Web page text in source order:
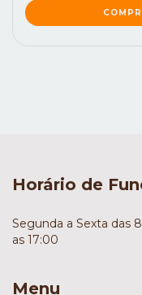
Horário de
Segunda a Sexta das
as 17:00
Menu